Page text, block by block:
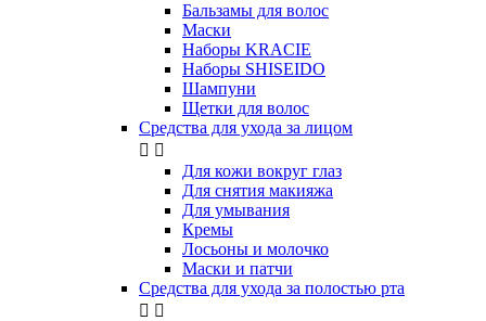
Бальзамы для волос
Маски
Наборы KRACIE
Наборы SHISEIDO
Шампуни
Щетки для волос
Средства для ухода за лицом
 
Для кожи вокруг глаз
Для снятия макияжа
Для умывания
Кремы
Лосьоны и молочко
Маски и патчи
Средства для ухода за полостью рта
 